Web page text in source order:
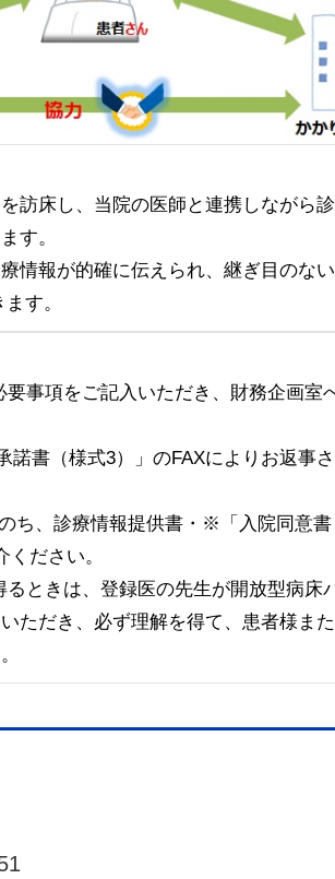
訪床し、当院の医師と連携しながら
す。
情報が的確に伝えられ、継ぎ目のな
す。
事項をご記入いただき、財務企画室
諾書（様式3）」のFAXによりお返事
ち、診療情報提供書・※「入院同意書
ださい。
ときは、登録医の先生が開放型病床
ただき、必ず理解を得て、患者様ま